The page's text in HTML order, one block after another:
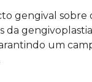
gengival sobre
da gengivoplastia
um